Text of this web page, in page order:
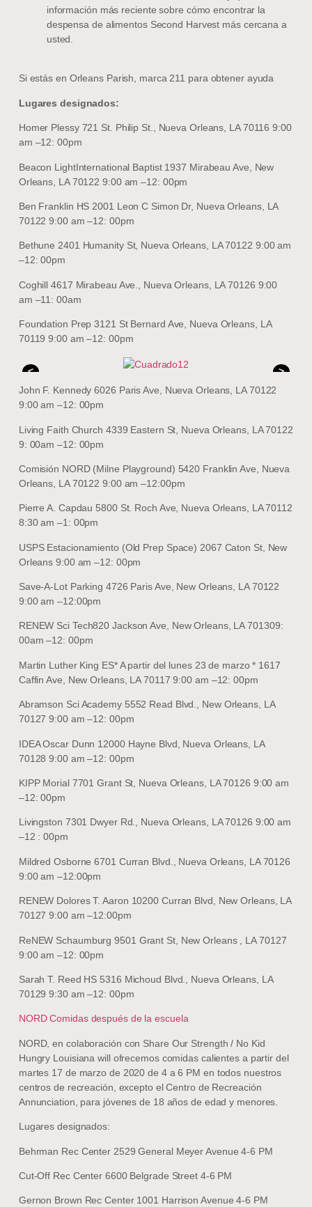
información más reciente sobre cómo encontrar la
despensa de alimentos Second Harvest más cercana a
usted.
Si estás en Orleans Parish, marca 211 para obtener ayuda
Lugares designados:
Homer Plessy 721 St. Philip St., Nueva Orleans, LA 70116 9:00
am –12: 00pm
Beacon LightInternational Baptist 1937 Mirabeau Ave, New
Orleans, LA 70122 9:00 am –12: 00pm
Ben Franklin HS 2001 Leon C Simon Dr, Nueva Orleans, LA
70122 9:00 am –12: 00pm
Bethune 2401 Humanity St, Nueva Orleans, LA 70122 9:00 am
–12: 00pm
Coghill 4617 Mirabeau Ave., Nueva Orleans, LA 70126 9:00
am –11: 00am
Foundation Prep 3121 St Bernard Ave, Nueva Orleans, LA
70119 9:00 am –12: 00pm
<
>
John F. Kennedy 6026 Paris Ave, Nueva Orleans, LA 70122
9:00 am –12: 00pm
Living Faith Church 4339 Eastern St, Nueva Orleans, LA 70122
9: 00am –12: 00pm
Comisión NORD (Milne Playground) 5420 Franklin Ave, Nueva
Orleans, LA 70122 9:00 am –12:00pm
Pierre A. Capdau 5800 St. Roch Ave, Nueva Orleans, LA 70112
8:30 am –1: 00pm
USPS Estacionamiento (Old Prep Space) 2067 Caton St, New
Orleans 9:00 am –12: 00pm
Save-A-Lot Parking 4726 Paris Ave, New Orleans, LA 70122
9:00 am –12:00pm
RENEW Sci Tech820 Jackson Ave, New Orleans, LA 701309:
00am –12: 00pm
Martin Luther King ES* A partir del lunes 23 de marzo * 1617
Caffin Ave, New Orleans, LA 70117 9:00 am –12: 00pm
Abramson Sci Academy 5552 Read Blvd., New Orleans, LA
70127 9:00 am –12: 00pm
IDEA Oscar Dunn 12000 Hayne Blvd, Nueva Orleans, LA
70128 9:00 am –12: 00pm
KIPP Morial 7701 Grant St, Nueva Orleans, LA 70126 9:00 am
–12: 00pm
Livingston 7301 Dwyer Rd., Nueva Orleans, LA 70126 9:00 am
–12 : 00pm
Mildred Osborne 6701 Curran Blvd., Nueva Orleans, LA 70126
9:00 am –12:00pm
RENEW Dolores T. Aaron 10200 Curran Blvd, New Orleans, LA
70127 9:00 am –12:00pm
ReNEW Schaumburg 9501 Grant St, New Orleans , LA 70127
9:00 am –12: 00pm
Sarah T. Reed HS 5316 Michoud Blvd., Nueva Orleans, LA
70129 9:30 am –12: 00pm
NORD Comidas después de la escuela
NORD, en colaboración con Share Our Strength / No Kid
Hungry Louisiana will ofrecemos comidas calientes a partir del
martes 17 de marzo de 2020 de 4 a 6 PM en todos nuestros
centros de recreación, excepto el Centro de Recreación
Annunciation, para jóvenes de 18 años de edad y menores.
Lugares designados:
Behrman Rec Center 2529 General Meyer Avenue 4-6 PM
Cut-Off Rec Center 6600 Belgrade Street 4-6 PM
Gernon Brown Rec Center 1001 Harrison Avenue 4-6 PM